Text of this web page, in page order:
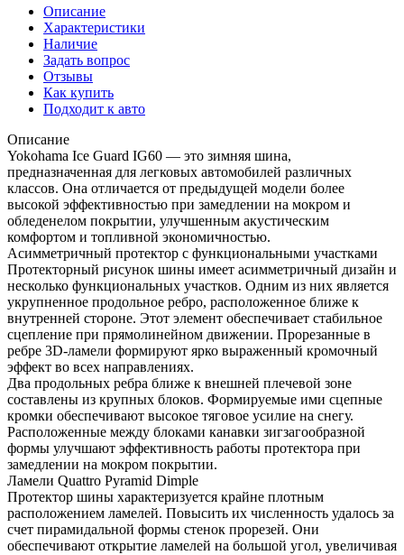
Описание
Характеристики
Наличие
Задать вопрос
Отзывы
Как купить
Подходит к авто
Описание
Yokohama Ice Guard IG60 — это зимняя шина,
предназначенная для легковых автомобилей различных
классов. Она отличается от предыдущей модели более
высокой эффективностью при замедлении на мокром и
обледенелом покрытии, улучшенным акустическим
комфортом и топливной экономичностью.
Асимметричный протектор с функциональными участками
Протекторный рисунок шины имеет асимметричный дизайн и
несколько функциональных участков. Одним из них является
укрупненное продольное ребро, расположенное ближе к
внутренней стороне. Этот элемент обеспечивает стабильное
сцепление при прямолинейном движении. Прорезанные в
ребре 3D-ламели формируют ярко выраженный кромочный
эффект во всех направлениях.
Два продольных ребра ближе к внешней плечевой зоне
составлены из крупных блоков. Формируемые ими сцепные
кромки обеспечивают высокое тяговое усилие на снегу.
Расположенные между блоками канавки зигзагообразной
формы улучшают эффективность работы протектора при
замедлении на мокром покрытии.
Ламели Quattro Pyramid Dimple
Протектор шины характеризуется крайне плотным
расположением ламелей. Повысить их численность удалось за
счет пирамидальной формы стенок прорезей. Они
обеспечивают открытие ламелей на большой угол, увеличивая